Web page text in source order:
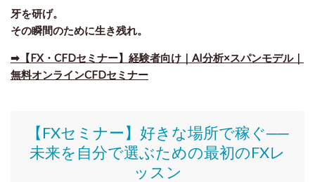
牙を研げ。
その瞬間のために生き残れ。
➡【FX・CFDセミナー】経験者向け｜AI分析×スパンモデル｜
無料オンラインCFDセミナー
【FXセミナー】好きな場所で稼ぐ──
未来を自分で選ぶための最初のFXレ
ッスン